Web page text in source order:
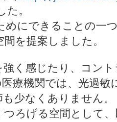
。
にできることの一
を提案しました。
く感じたり、コン
療機関では、光過
少なくありません。
ろげる空間として、